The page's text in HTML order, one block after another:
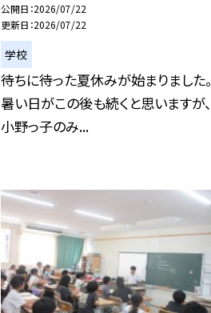
公開日 2026/07/22
更新日 2026/07/22
学校
待ちに待った夏休みが始まりました。
暑い日がこの後も続くと思いますが、
小野っ子のみ...